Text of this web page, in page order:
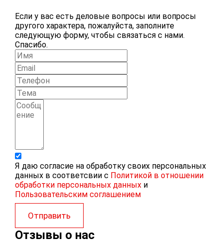
Если у вас есть деловые вопросы или вопросы
другого характера, пожалуйста, заполните
следующую форму, чтобы связаться с нами.
Спасибо.
Я даю согласие на обработку своих персональных
данных в соответсвии с Политикой в отношении
обработки персональных данных и
Пользовательским соглашением
Отправить
Отзывы о нас